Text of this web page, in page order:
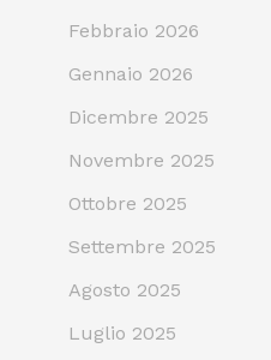
Febbraio 2026
Gennaio 2026
Dicembre 2025
Novembre 2025
Ottobre 2025
Settembre 2025
Agosto 2025
Luglio 2025